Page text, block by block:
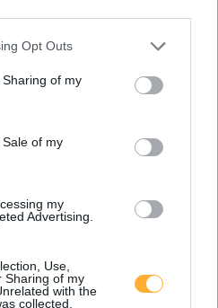
Opt Outs
of my
of my
my
Advertising.
Use,
Sharing of my
with the
collected.
23,1
0,44
23,7
Hauptplatz
0,75
2
0,44
Ollersdorf